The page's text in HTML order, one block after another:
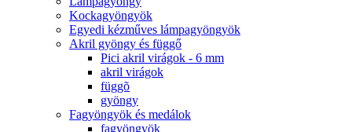
Kockagyöngyök
Egyedi kézműves lámpagyöngyök
Akril gyöngy és függő
Pici akril virágok - 6 mm
akril virágok
függõ
gyöngy
Fagyöngyök és medálok
fagyöngyök